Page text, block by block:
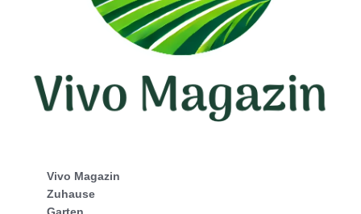
Vivo Magazin
Zuhause